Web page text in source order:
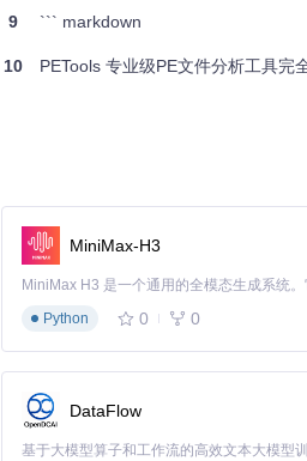
。
将插件文件放置到指定目录。
9 ``` markdown
10 PETools 专业级PE文件分析工具完
MiniMax-H3
Python
0 0
DataFlow
基于大模型算子和工作流的高效文本大模型